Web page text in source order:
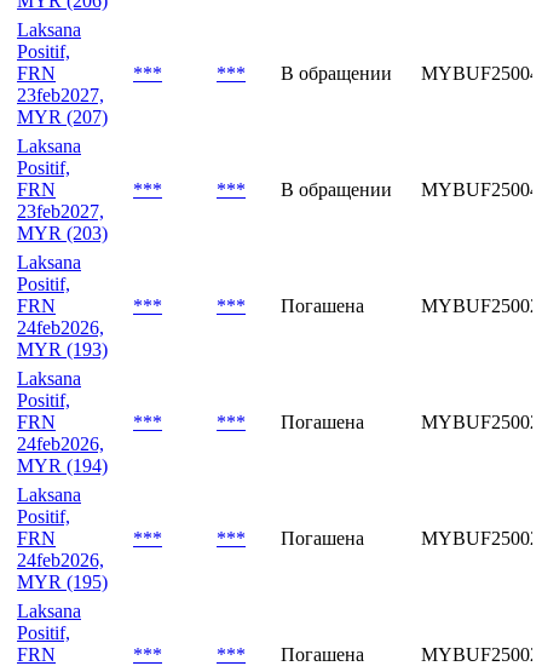
Laksana
Positif,
FRN
23feb2027,
MYR (207)
*** *** В обращении
Laksana
Positif,
FRN
23feb2027,
MYR (203)
*** *** В обращении
Laksana
Positif,
FRN
24feb2026,
MYR (193)
*** *** Погашена
Laksana
Positif,
FRN
24feb2026,
MYR (194)
*** *** Погашена
Laksana
Positif,
FRN
24feb2026,
MYR (195)
*** *** Погашена
Laksana
Positif,
FRN
*** *** Погашена